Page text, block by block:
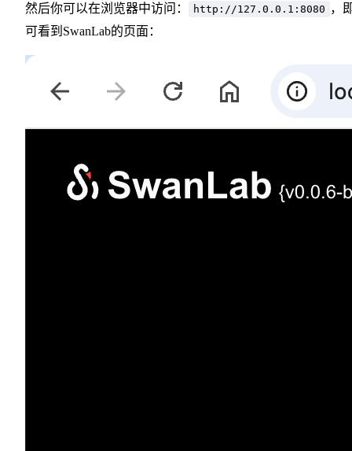
然后你可以在浏览器中访问： http://127.0.0.1:8080 ，
可看到SwanLab的页面：